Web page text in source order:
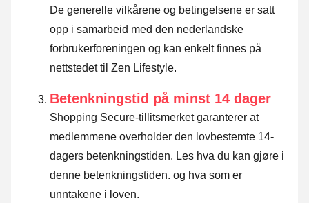
De generelle vilkårene og betingelsene er satt
opp i samarbeid med den nederlandske
forbrukerforeningen og kan enkelt finnes på
nettstedet til Zen Lifestyle.
Betenkningstid på minst 14 dager
Shopping Secure-tillitsmerket garanterer at
medlemmene overholder den lovbestemte 14-
dagers betenkningstiden. Les hva du kan gjøre i
denne betenkningstiden. og hva som er
unntakene i loven.